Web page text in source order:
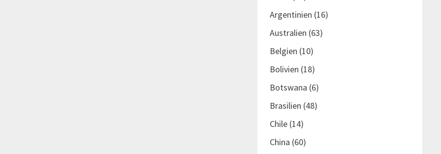
Argentinien (16)
Australien (63)
Belgien (10)
Bolivien (18)
Botswana (6)
Brasilien (48)
Chile(14)
China (60)